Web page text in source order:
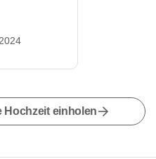
Hochzeit einholen